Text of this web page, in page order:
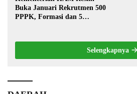
Buka Januari Rekrutmen 500
PPPK, Formasi dan 5
Selengkapnya